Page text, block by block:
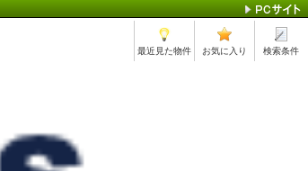
最近見た物件 お気に入り 検索条件